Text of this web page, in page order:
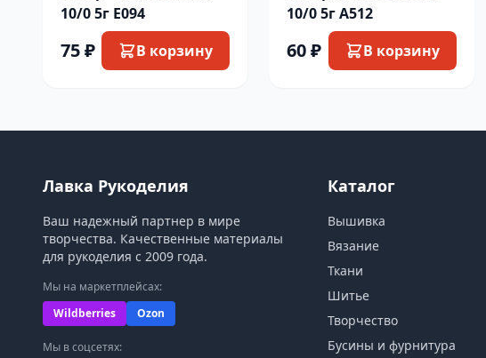
10/0 5г E094
75 ₽ В корзину
10/0 5г A512
60 ₽ В корзину
Лавка Рукоделия
Ваш надежный партнер в мире
творчества. Качественные материалы
для рукоделия с 2009 года.
Мы на маркетплейсах:
Wildberries
Ozon
Мы в соцсетях:
Каталог
Вышивка
Вязание
Ткани
Шитье
Творчество
Бусины и фурнитура